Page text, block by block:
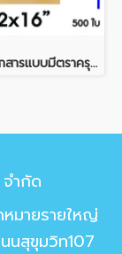
[SRC]ซองเอกสารแบบมีตราครุฑ 12x16"(S120)
ำกัด
มายรายใหญ่
นสุขุมวิท107